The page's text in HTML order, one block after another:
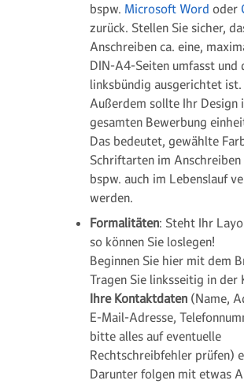
bspw. Microsoft Word oder
zurück. Stellen Sie sicher,
Anschreiben ca. eine,
DIN-A4-Seiten umfasst und
linksbündig ausgerichtet ist.
Außerdem sollte Ihr Design
gesamten Bewerbung
Das bedeutet, gewählte
Schriftarten im
bspw. auch im Lebenslauf
werden.
Formalitäten: Steht Ihr
so können Sie loslegen!
Beginnen Sie hier mit dem
Tragen Sie linksseitig in der
Ihre Kontaktdaten (Name,
E-Mail-Adresse,
bitte alles auf eventuelle
Rechtschreibfehler prüfen)
Darunter folgen mit etwas